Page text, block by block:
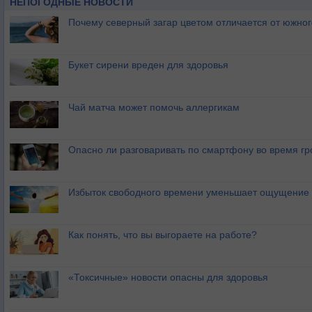
НЕПОГОДНЫЕ НОВОСТИ
Почему северный загар цветом отличается от
Букет сирени вреден для здоровья
Чай матча может помочь аллергикам
Опасно ли разговаривать по смартфону во время
Избыток свободного времени уменьшает ощущение
Как понять, что вы выгораете на работе?
«Токсичные» новости опасны для здоровья